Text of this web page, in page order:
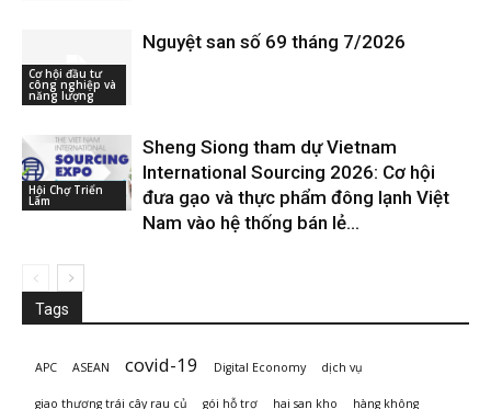
Cơ hội đầu tư
công nghiệp và
năng lượng
Nguyệt san số 69 tháng 7/2026
Hội Chợ Triển
Lãm
Sheng Siong tham dự Vietnam
International Sourcing 2026: Cơ hội
đưa gạo và thực phẩm đông lạnh Việt
Nam vào hệ thống bán lẻ...
Tags
APC ASEAN covid-19 Digital Economy dịch vụ
giao thương trái cây rau củ gói hỗ trợ hai san kho hàng không